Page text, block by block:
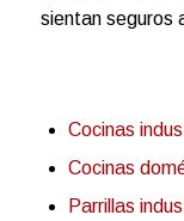
sientan seguros
Cocinas
Cocinas
Parrillas